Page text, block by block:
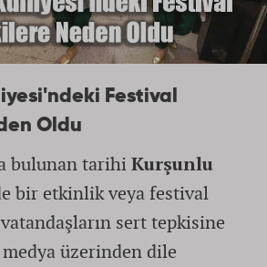
Festival
Oldu
bulunan tarihiKurşunlu
bir etkinlik veya festival
sert tepkisine
medya üzerinden dile